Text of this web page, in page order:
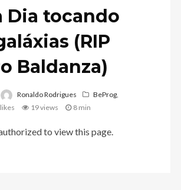
Dia tocando
(RIP
Baldanza)
Ronaldo Rodrigues BeProg,
likes 19 views 8 min
to view this page.